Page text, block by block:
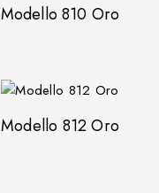
Modello 810 Oro
Modello 812 Oro